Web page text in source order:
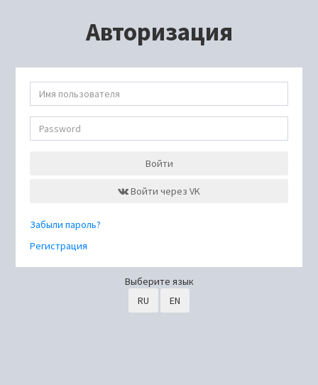
Авторизация
Войти
Войти через VK
Забыли пароль?
Регистрация
Выберите язык